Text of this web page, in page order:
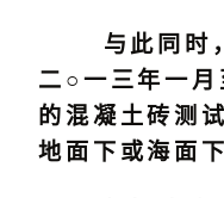
与此同时，
二○一三年一
的混凝土砖测
地面下或海面